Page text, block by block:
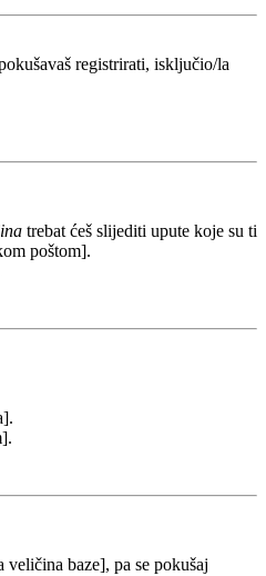
registrirati, isključio/la
trebat ćeš slijediti upute koje su ti
poštom].
baze], pa se pokušaj